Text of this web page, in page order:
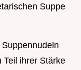
Suppe
Teil ihrer Stärke